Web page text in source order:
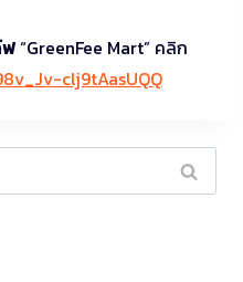
ฟ“GreenFee Mart” คลิก
clj9tAasUQQ